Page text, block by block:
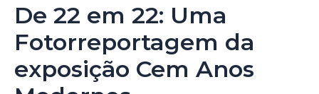
De 22 em 22: Uma
Fotorreportagem da
exposição Cem Anos